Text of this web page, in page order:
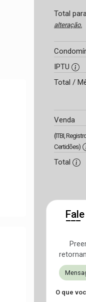
Total
alteração.
IPTU
Total /
Venda
(ITBI,
Certidões)
Total
O que